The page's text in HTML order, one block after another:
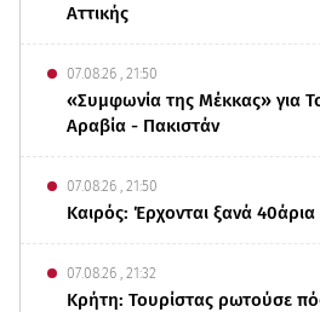
Αττικής
07.08.26 , 21:50
«Συμφωνία της Μέκκας» για
Αραβία - Πακιστάν
07.08.26 , 21:50
Καιρός: Έρχονται ξανά 40άρια
07.08.26 , 21:32
Κρήτη: Τουρίστας ρωτούσε